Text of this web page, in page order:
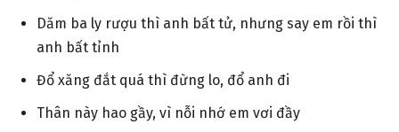
Dăm ba ly rượu thì anh bất tử, nhưng say em rồi thì
anh bất tỉnh
Đổ xăng đắt quá thì đừng lo, đổ anh đi
Thân này hao gầy, vì nỗi nhớ em vơi đầy